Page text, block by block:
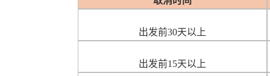
出发前30天以上
出发前15天以上